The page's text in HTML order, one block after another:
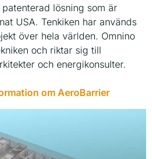
lösning som är
USA. Tenkiken har används
över hela världen. Omnino
och riktar sig till
och energikonsulter.
om AeroBarrier